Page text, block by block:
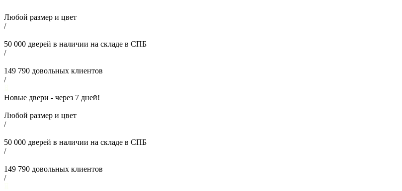
Любой размер и цвет
/
50 000 дверей в наличии на складе в СПБ
/
149 790 довольных клиентов
/
Новые двери - через 7 дней!
Любой размер и цвет
/
50 000 дверей в наличии на складе в СПБ
/
149 790 довольных клиентов
/